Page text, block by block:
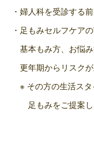
・婦人科を受診する
・足もみセルフケア
基本もみ方、お悩み
更年期からリスク
※ その方の生活ス
足もみをご提案し